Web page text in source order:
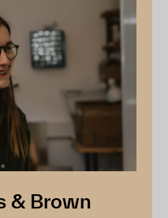
& Brown